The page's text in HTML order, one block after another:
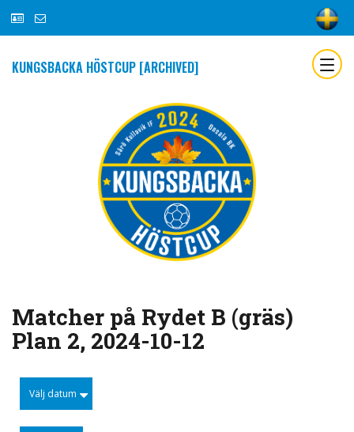
KUNGSBACKA HÖSTCUP [ARCHIVED]
Matcher på Rydet B (gräs)
Plan 2, 2024-10-12
Välj datum